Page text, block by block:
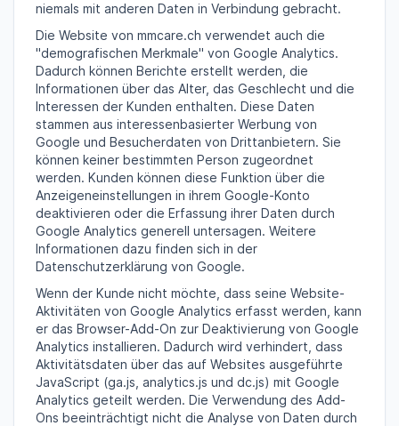
niemals mit anderen Daten in Verbindung gebracht.
Die Website von mmcare.ch verwendet auch die
"demografischen Merkmale" von Google Analytics.
Dadurch können Berichte erstellt werden, die
Informationen über das Alter, das Geschlecht und die
Interessen der Kunden enthalten. Diese Daten
stammen aus interessenbasierter Werbung von
Google und Besucherdaten von Drittanbietern. Sie
können keiner bestimmten Person zugeordnet
werden. Kunden können diese Funktion über die
Anzeigeneinstellungen in ihrem Google-Konto
deaktivieren oder die Erfassung ihrer Daten durch
Google Analytics generell untersagen. Weitere
Informationen dazu finden sich in der
Datenschutzerklärung von Google.
Wenn der Kunde nicht möchte, dass seine Website-
Aktivitäten von Google Analytics erfasst werden, kann
er das Browser-Add-On zur Deaktivierung von Google
Analytics installieren. Dadurch wird verhindert, dass
Aktivitätsdaten über das auf Websites ausgeführte
JavaScript (ga.js, analytics.js und dc.js) mit Google
Analytics geteilt werden. Die Verwendung des Add-
Ons beeinträchtigt nicht die Analyse von Daten durch